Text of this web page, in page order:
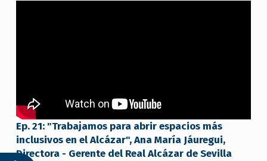
Ep. 21: "Trabajamos para abrir espacios más
inclusivos en el Alcázar", Ana María Jáuregui,
Directora - Gerente del Real Alcázar de Sevilla